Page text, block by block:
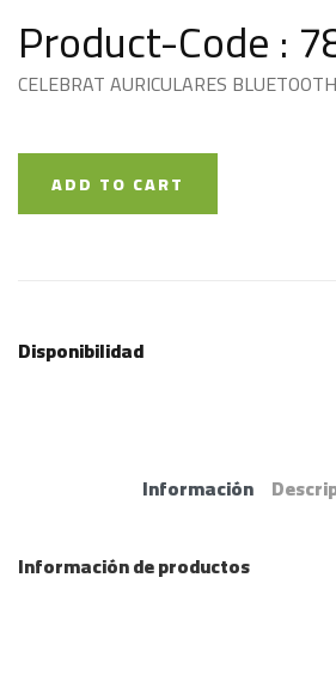
Product-Code :
CELEBRAT AURICULARES
ADD TO CART
Disponibilidad
Información
Información de productos